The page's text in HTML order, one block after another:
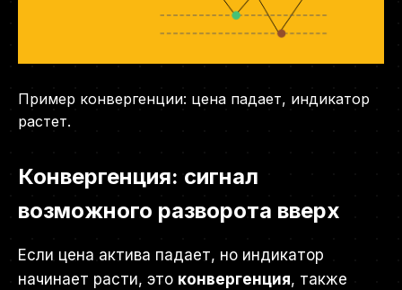
Пример конвергенции: цена падает, индикатор
растет.
Конвергенция: сигнал
возможного разворота вверх
Если цена актива падает, но индикатор
начинает расти, это конвергенция, также